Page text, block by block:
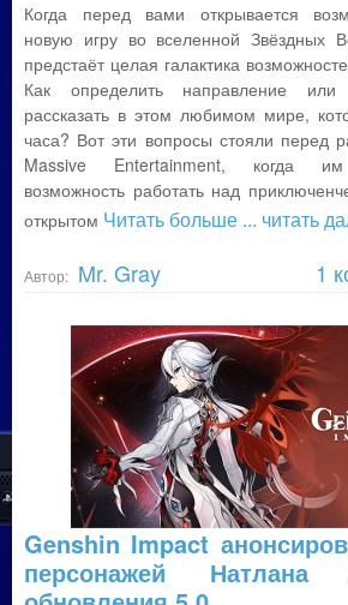
Когда перед вами открывается
новую игру во вселенной Звёздных
предстаёт целая галактика
Как определить направление
рассказать в этом любимом мире,
часа? Вот эти вопросы стояли перед
Massive Entertainment, когда им
возможность работать над
открытом Читать больше ... читать
Автор: Mr. Gray 1
Genshin Impact
персонажей